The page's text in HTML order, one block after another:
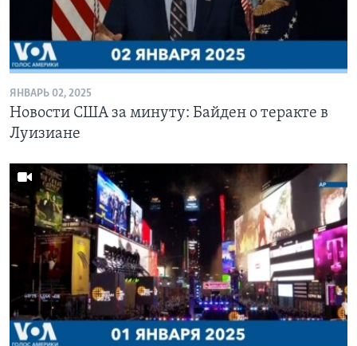
ЯНВАРЬ 02, 2025
Новости США за минуту: Байден о теракте в
Луизиане